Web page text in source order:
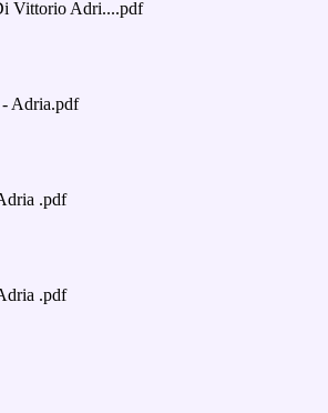
Vittorio Adri....pdf
Adria.pdf
.pdf
.pdf